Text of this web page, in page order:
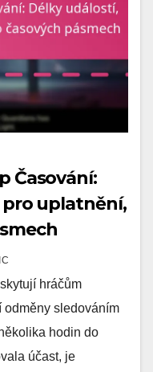
Časování:
pro uplatnění,
hráčům
odměny sledováním
hodin do
účast, je